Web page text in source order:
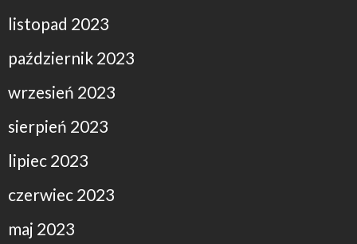
listopad 2023
październik 2023
wrzesień 2023
sierpień 2023
lipiec 2023
czerwiec 2023
maj 2023